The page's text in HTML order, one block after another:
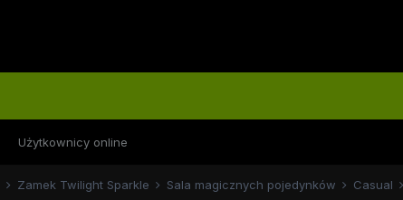
Użytkownicy online
Zamek Twilight Sparkle Sala magicznych pojedynków Casual